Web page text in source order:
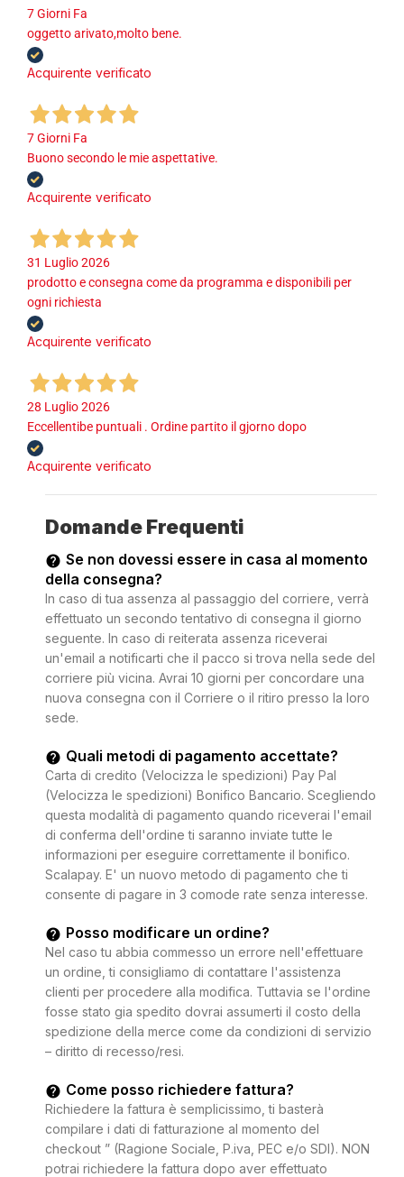
7 Giorni Fa
oggetto arivato,molto bene.
Acquirente verificato
7 Giorni Fa
Buono secondo le mie aspettative.
Acquirente verificato
31 Luglio 2026
prodotto e consegna come da programma e disponibili per
ogni richiesta
Acquirente verificato
28 Luglio 2026
Eccellentibe puntuali . Ordine partito il gjorno dopo
Acquirente verificato
Domande Frequenti
Se non dovessi essere in casa al momento
della consegna?
In caso di tua assenza al passaggio del corriere, verrà
effettuato un secondo tentativo di consegna il giorno
seguente. In caso di reiterata assenza riceverai
un'email a notificarti che il pacco si trova nella sede del
corriere più vicina. Avrai 10 giorni per concordare una
nuova consegna con il Corriere o il ritiro presso la loro
sede.
Quali metodi di pagamento accettate?
Carta di credito (Velocizza le spedizioni) Pay Pal
(Velocizza le spedizioni) Bonifico Bancario. Scegliendo
questa modalità di pagamento quando riceverai l'email
di conferma dell'ordine ti saranno inviate tutte le
informazioni per eseguire correttamente il bonifico.
Scalapay. E' un nuovo metodo di pagamento che ti
consente di pagare in 3 comode rate senza interesse.
Posso modificare un ordine?
Nel caso tu abbia commesso un errore nell'effettuare
un ordine, ti consigliamo di contattare l'assistenza
clienti per procedere alla modifica. Tuttavia se l'ordine
fosse stato gia spedito dovrai assumerti il costo della
spedizione della merce come da condizioni di servizio
– diritto di recesso/resi.
Come posso richiedere fattura?
Richiedere la fattura è semplicissimo, ti basterà
compilare i dati di fatturazione al momento del
checkout ” (Ragione Sociale, P.iva, PEC e/o SDI). NON
potrai richiedere la fattura dopo aver effettuato